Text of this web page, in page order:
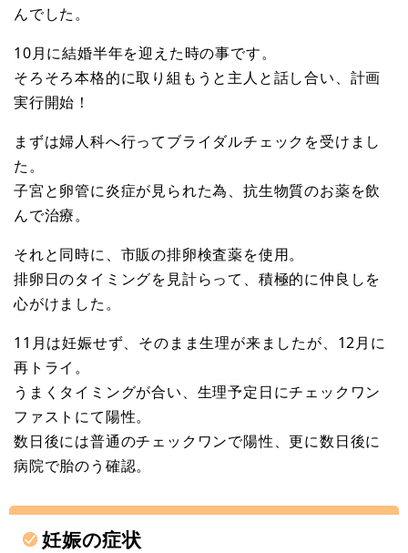
んでした。
10月に結婚半年を迎えた時の事です。
そろそろ本格的に取り組もうと主人と話し合い、計画
実行開始！
まずは婦人科へ行ってブライダルチェックを受けまし
た。
子宮と卵管に炎症が見られた為、抗生物質のお薬を飲
んで治療。
それと同時に、市販の排卵検査薬を使用。
排卵日のタイミングを見計らって、積極的に仲良しを
心がけました。
11月は妊娠せず、そのまま生理が来ましたが、12月に
再トライ。
うまくタイミングが合い、生理予定日にチェックワン
ファストにて陽性。
数日後には普通のチェックワンで陽性、更に数日後に
病院で胎のう確認。
妊娠の症状